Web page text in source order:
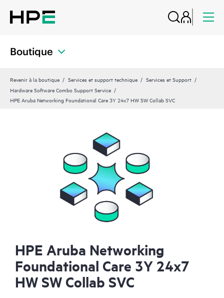
Boutique
Revenir à la boutique Services et support technique
Services et Support
Hardware Software Combo Support Service
HPE Aruba Networking Foundational Care 3Y 24x7 HW SW Collab SVC
HPE Aruba Networking
Foundational Care 3Y 24x7
HW SW Collab SVC